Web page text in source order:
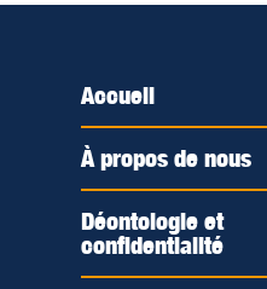
Accueil
À propos de nous
Déontologie et
confidentialité